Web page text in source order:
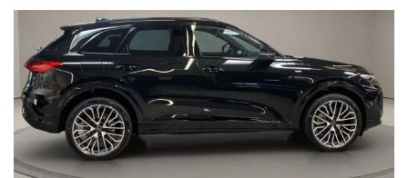
Cerchi in lega 21" Audi Sport con design S multirazzato
Pacchetto interni S con sedili sportivi in Pelle/Alcantara nera
con cuciture rosse
Funzione memory per i sedili anteriori e per gli specchietti
retrovisori esterni
Sedili anteriori regolabili elettricamente + regolazione
lombare elettr.
Sedili anteriori riscaldabili